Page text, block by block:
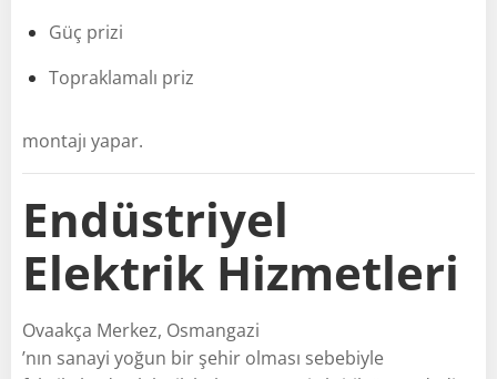
Güç prizi
Topraklamalı priz
montajı yapar.
Endüstriyel
Elektrik Hizmetleri
Ovaakça Merkez, Osmangazi
’nın sanayi yoğun bir şehir olması sebebiyle